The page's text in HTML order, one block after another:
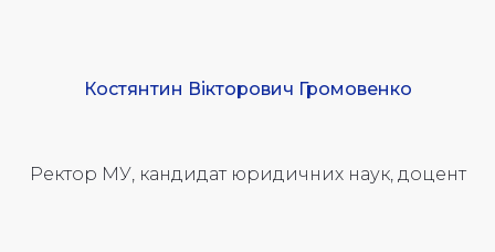
Костянтин Вікторович Громовенко
Ректор МУ, кандидат юридичних наук, доцент